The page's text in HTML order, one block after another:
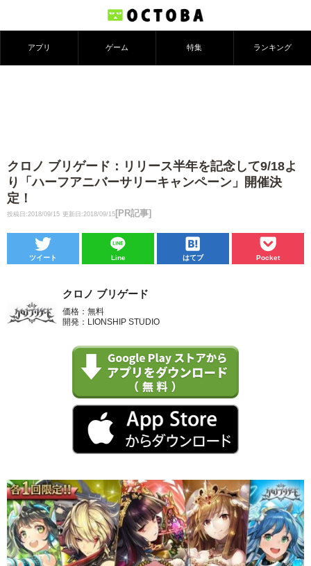
アプリ ゲーム 特集 ランキング
クロノ ブリゲード：リリース半年を記念して9/18よ
り「ハーフアニバーサリーキャンペーン」開催決
定！
投稿日:2018/09/15 更新日:2018/09/15 [PR記事]
ツイート Line はてブ Pocket
クロノ ブリゲード
価格：無料
開発：LIONSHIP STUDIO